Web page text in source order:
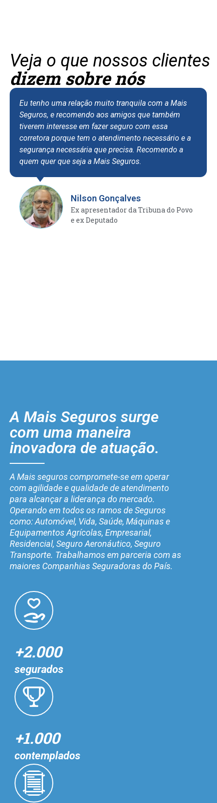
Veja o que nossos clientes
dizem sobre nós
Eu tenho uma relação muito tranquila com a Mais
Seguros, e recomendo aos amigos que também
tiverem interesse em fazer seguro com essa
corretora porque tem o atendimento necessário e a
segurança necessária que precisa. Recomendo a
quem quer que seja a Mais Seguros.
Nilson Gonçalves
Ex apresentador da Tribuna do Povo
e ex Deputado
A Mais Seguros surge
com uma maneira
inovadora de atuação.
A Mais seguros compromete-se em operar
com agilidade e qualidade de atendimento
para alcançar a liderança do mercado.
Operando em todos os ramos de Seguros
como: Automóvel, Vida, Saúde, Máquinas e
Equipamentos Agrícolas, Empresarial,
Residencial, Seguro Aeronáutico, Seguro
Transporte. Trabalhamos em parceria com as
maiores Companhias Seguradoras do País.
+2.000
segurados
+1.000
contemplados